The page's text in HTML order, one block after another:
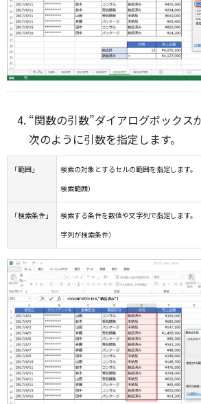
“関数の引数”ダイアログボックス
次のように引数を指定します。
「範囲」
検索の対象とするセルの範囲を指定します。
検索範囲）
「検索条件」
検索する条件を数値や文字列で指定します。
字列が検索条件）